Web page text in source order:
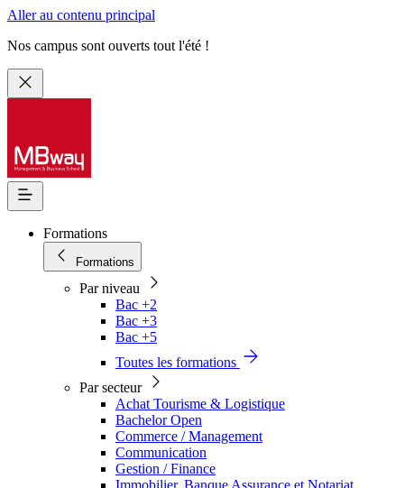
Aller au contenu principal
Nos campus sont ouverts tout l'été !
Formations
Formations
Par niveau
Bac +2
Bac +3
Bac +5
Toutes les formations
Par secteur
Achat Tourisme & Logistique
Bachelor Open
Commerce / Management
Communication
Gestion / Finance
Immobilier, Banque Assurance et Notariat